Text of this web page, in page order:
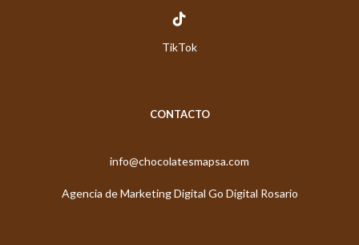
TikTok
CONTACTO
info@chocolatesmapsa.com
Agencia de Marketing Digital Go Digital Rosario